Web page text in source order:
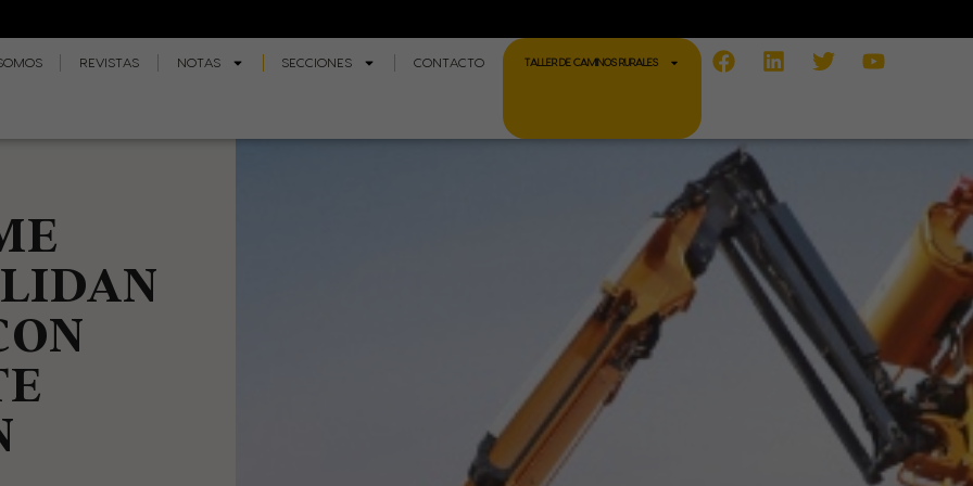
REVISTAS NOTAS SECCIONES CONTACTO TALLER DE CAMINOS RURALES
Facebook
LinkedinTwitterYoutube